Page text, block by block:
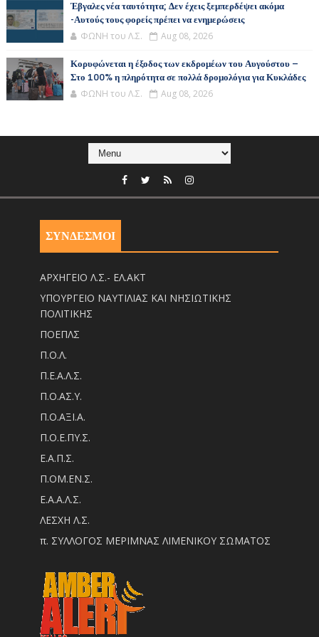
Έβγαλες νέα ταυτότητα; Δεν έχεις ξεμπερδέψει ακόμα
-Αυτούς τους φορείς πρέπει να ενημερώσεις
ΦΩΝΗ του Λ.Σ. Aug 08, 2026
Κορυφώνεται η έξοδος των εκδρομέων του Αυγούστου –
Στο 100% η πληρότητα σε πολλά δρομολόγια για Κυκλάδες
ΦΩΝΗ του Λ.Σ. Aug 08, 2026
ΣΥΝΔΕΣΜΟΙ
ΑΡΧΗΓΕΙΟ Λ.Σ.- ΕΛ.ΑΚΤ
ΥΠΟΥΡΓΕΙΟ ΝΑΥΤΙΛΙΑΣ ΚΑΙ ΝΗΣΙΩΤΙΚΗΣ
ΠΟΛΙΤΙΚΗΣ
ΠΟΕΠΛΣ
Π.Ο.Λ.
Π.Ε.Α.Λ.Σ.
Π.Ο.ΑΣ.Υ.
Π.Ο.ΑΞΙ.Α.
Π.Ο.Ε.ΠΥ.Σ.
Ε.Α.Π.Σ.
Π.ΟM.EN.Σ.
Ε.Α.Α.Λ.Σ.
ΛΕΣΧΗ Λ.Σ.
π. ΣΥΛΛΟΓΟΣ ΜΕΡΙΜΝΑΣ ΛΙΜΕΝΙΚΟΥ ΣΩΜΑΤΟΣ